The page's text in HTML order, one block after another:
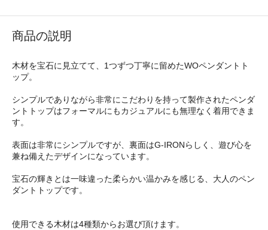
商品の説明
木材を宝石に見立てて、1つずつ丁寧に留めたWOペンダントト
ップ。
シンプルでありながら非常にこだわりを持って製作されたペンダ
ントトップはフォーマルにもカジュアルにも無理なく着用できま
す。
表面は非常にシンプルですが、裏面はG-IRONらしく、遊び心を
兼ね備えたデザインになっています。
宝石の輝きとは一味違った柔らかい温かみを感じる、大人のペン
ダントトップです。
使用できる木材は4種類からお選び頂けます。